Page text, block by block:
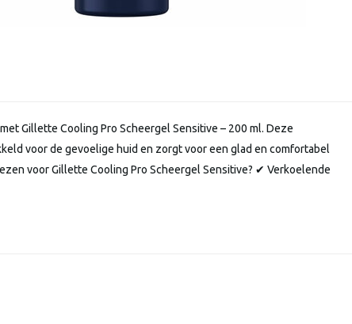
Gillette Cooling Pro Scheergel Sensitive – 200 ml. Deze
voor de gevoelige huid en zorgt voor een glad en comfortabel
voor Gillette Cooling Pro Scheergel Sensitive? ✔ Verkoelende